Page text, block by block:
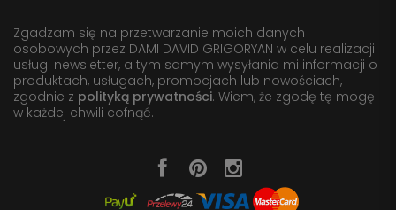
Zgadzam się na przetwarzanie moich danych
osobowych przez DAMI DAVID GRIGORYAN w celu realizacji
usługi newsletter, a tym samym wysyłania mi informacji o
produktach, usługach, promocjach lub nowościach,
zgodnie z polityką prywatności. Wiem, że zgodę tę mogę
w każdej chwili cofnąć.